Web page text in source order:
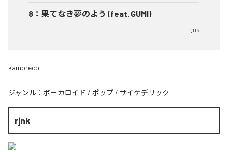
8 ： 果てなき夢のよう (feat. GUMI)
rjnk
kamoreco
ジャンル： ボーカロイド / ポップ / サイケデリック
rjnk